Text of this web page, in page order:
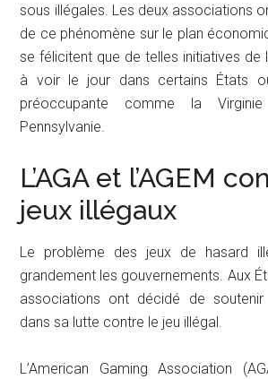
sous illégales. Les deux associations
de ce phénomène sur le plan
se félicitent que de telles initiatives
à voir le jour dans certains États
préoccupante comme la
Pennsylvanie.
L’AGA et l’AGEM
jeux illégaux
Le problème des jeux de hasard
grandement les gouvernements. Aux
associations ont décidé de soutenir
dans sa lutte contre le jeu illégal.
L’American Gaming Association